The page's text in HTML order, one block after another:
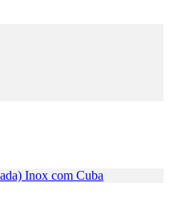
Inox com Cuba